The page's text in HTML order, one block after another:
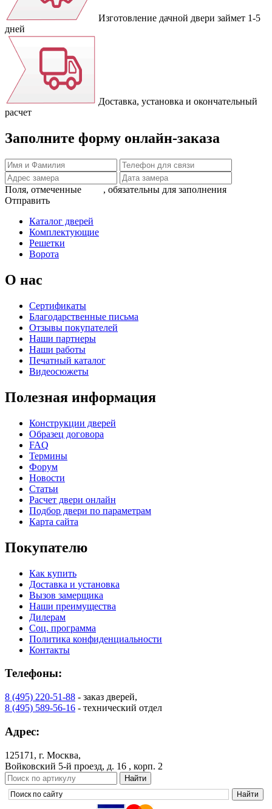
Изготовление дачной двери займет 1-5
дней
Доставка, установка и окончательный
расчет
Заполните форму онлайн-заказа
Поля, отмеченные , обязательны для заполнения
Отправить
Каталог дверей
Комплектующие
Решетки
Ворота
О нас
Сертификаты
Благодарственные письма
Отзывы покупателей
Наши партнеры
Наши работы
Печатный каталог
Видеосюжеты
Полезная информация
Конструкции дверей
Образец договора
FAQ
Термины
Форум
Новости
Статьи
Расчет двери онлайн
Подбор двери по параметрам
Карта сайта
Покупателю
Как купить
Доставка и установка
Вызов замерщика
Наши преимущества
Дилерам
Соц. программа
Политика конфиденциальности
Контакты
Телефоны:
8 (495) 220-51-88 - заказ дверей,
8 (495) 589-56-16 - технический отдел
Адрес:
125171, г. Москва,
Войковский 5-й проезд, д. 16 , корп. 2